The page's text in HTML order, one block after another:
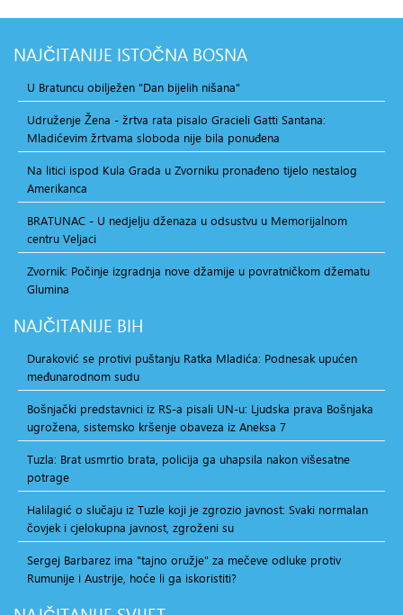
NAJČITANIJE ISTOČNA BOSNA
U Bratuncu obilježen "Dan bijelih nišana"
Udruženje Žena - žrtva rata pisalo Gracieli Gatti Santana:
Mladićevim žrtvama sloboda nije bila ponuđena
Na litici ispod Kula Grada u Zvorniku pronađeno tijelo nestalog
Amerikanca
BRATUNAC - U nedjelju dženaza u odsustvu u Memorijalnom
centru Veljaci
Zvornik: Počinje izgradnja nove džamije u povratničkom džematu
Glumina
NAJČITANIJE BIH
Duraković se protivi puštanju Ratka Mladića: Podnesak upućen
međunarodnom sudu
Bošnjački predstavnici iz RS-a pisali UN-u: Ljudska prava Bošnjaka
ugrožena, sistemsko kršenje obaveza iz Aneksa 7
Tuzla: Brat usmrtio brata, policija ga uhapsila nakon višesatne
potrage
Halilagić o slučaju iz Tuzle koji je zgrozio javnost: Svaki normalan
čovjek i cjelokupna javnost, zgroženi su
Sergej Barbarez ima "tajno oružje" za mečeve odluke protiv
Rumunije i Austrije, hoće li ga iskoristiti?